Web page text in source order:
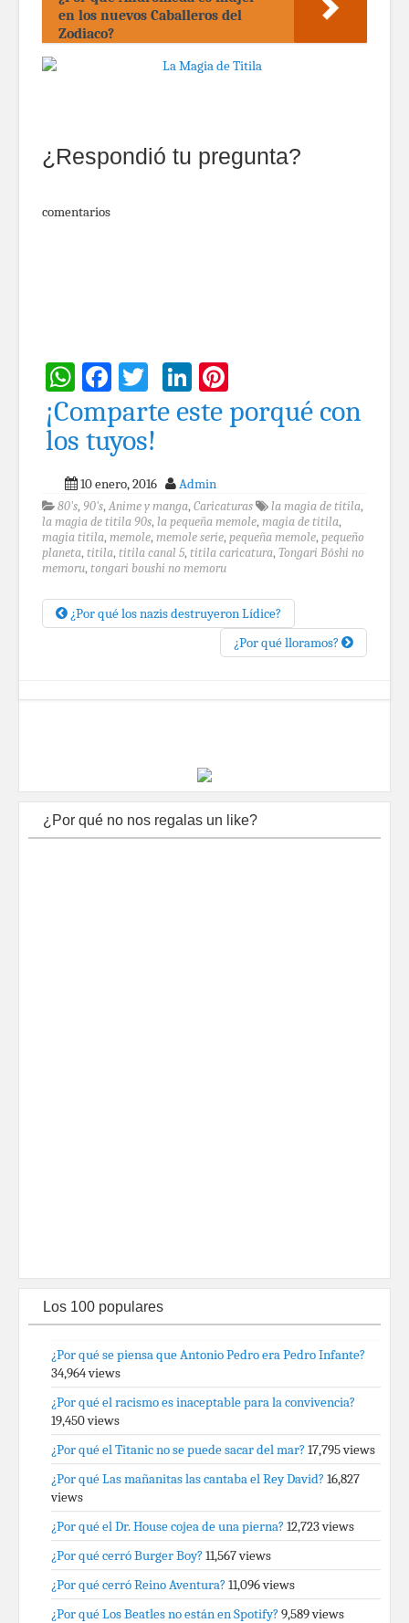
en los nuevos Caballeros del
Zodiaco?
¿Respondió tu pregunta?
comentarios
WhatsApp
Facebook
TwitterLinkedIn
¡Comparte este porqué con
los tuyos!
10 enero, 2016 Admin
80's, 90's, Anime y manga, Caricaturas la magia de titila,
la magia de titila 90s, la pequeña memole, magia de titila,
magia titila, memole, memole serie, pequeña memole, pequeño
planeta, titila, titila canal 5, titila caricatura, Tongari Bōshi no
memoru, tongari boushi no memoru
¿Por qué los nazis destruyeron Lídice?
¿Por qué lloramos?
¿Por qué no nos regalas un like?
Los 100 populares
¿Por qué se piensa que Antonio Pedro era Pedro Infante?
34,964 views
¿Por qué el racismo es inaceptable para la convivencia?
19,450 views
¿Por qué el Titanic no se puede sacar del mar? 17,795 views
¿Por qué Las mañanitas las cantaba el Rey David? 16,827
views
¿Por qué el Dr. House cojea de una pierna? 12,723 views
¿Por qué cerró Burger Boy? 11,567 views
¿Por qué cerró Reino Aventura? 11,096 views
¿Por qué Los Beatles no están en Spotify? 9,589 views